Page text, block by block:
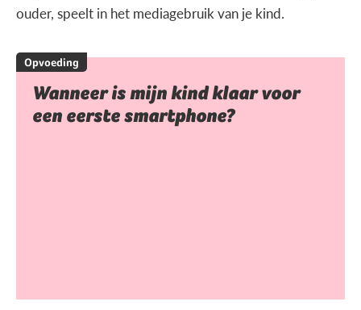
ouder, speelt in het mediagebruik van je kind.
Opvoeding
Wanneer is mijn kind klaar voor
een eerste smartphone?